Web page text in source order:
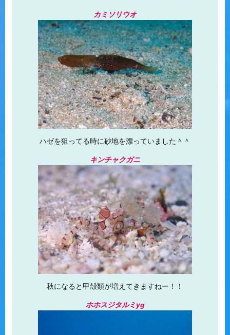
カミソリウオ
ハゼを狙ってる時に砂地を漂っていました＾＾
キンチャクガニ
秋になると甲殻類が増えてきますねー！！
ホホスジタルミyg